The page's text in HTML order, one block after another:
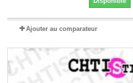
Ajouter au comparateur